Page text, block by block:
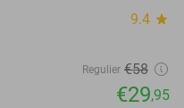
9.4 star
Regulier €58
€29,95